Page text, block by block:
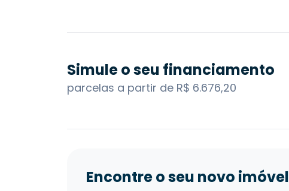
Simule o seu financiamento
parcelas a partir de R$ 6.676,20
Encontre o seu novo imóvel